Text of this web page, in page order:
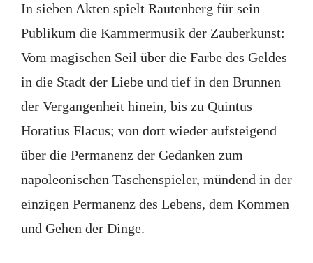
In sieben Akten spielt Rautenberg für sein
Publikum die Kammermusik der Zauberkunst:
Vom magischen Seil über die Farbe des Geldes
in die Stadt der Liebe und tief in den Brunnen
der Vergangenheit hinein, bis zu Quintus
Horatius Flacus; von dort wieder aufsteigend
über die Permanenz der Gedanken zum
napoleonischen Taschenspieler, mündend in der
einzigen Permanenz des Lebens, dem Kommen
und Gehen der Dinge.